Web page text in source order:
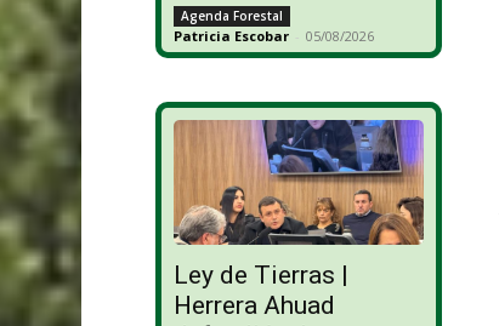
Agenda Forestal
Patricia Escobar - 05/08/2026
Ley de Tierras |
Herrera Ahuad